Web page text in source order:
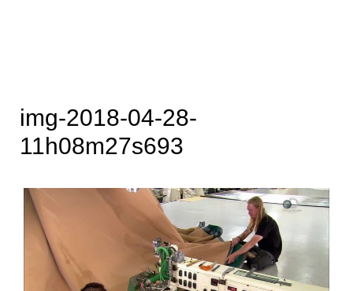
img-2018-04-28-
11h08m27s693